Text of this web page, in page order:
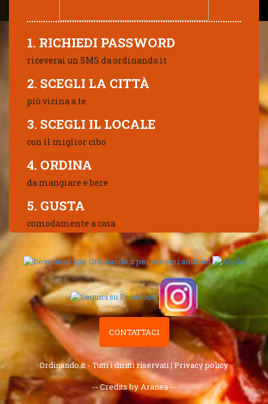
1. RICHIEDI PASSWORD
riceverai un SMS da ordinando.it
2. SCEGLI LA CITTÀ
più vicina a te
3. SCEGLI IL LOCALE
con il miglior cibo
4. ORDINA
da mangiare e bere
5. GUSTA
comodamente a casa
CONTATTACI
Ordinando.it - Tutti i diritti riservati | Privacy policy
-- Credits by Aranea --